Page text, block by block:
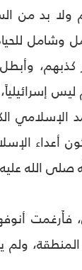
ولا بد من
وشامل
الإسلامي
الله عليه
فأَرغمت
ولم